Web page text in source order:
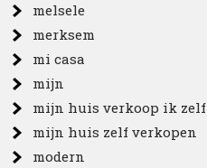
melsele
merksem
mi casa
mijn
mijn huis verkoop ik zelf
mijn huis zelf verkopen
modern